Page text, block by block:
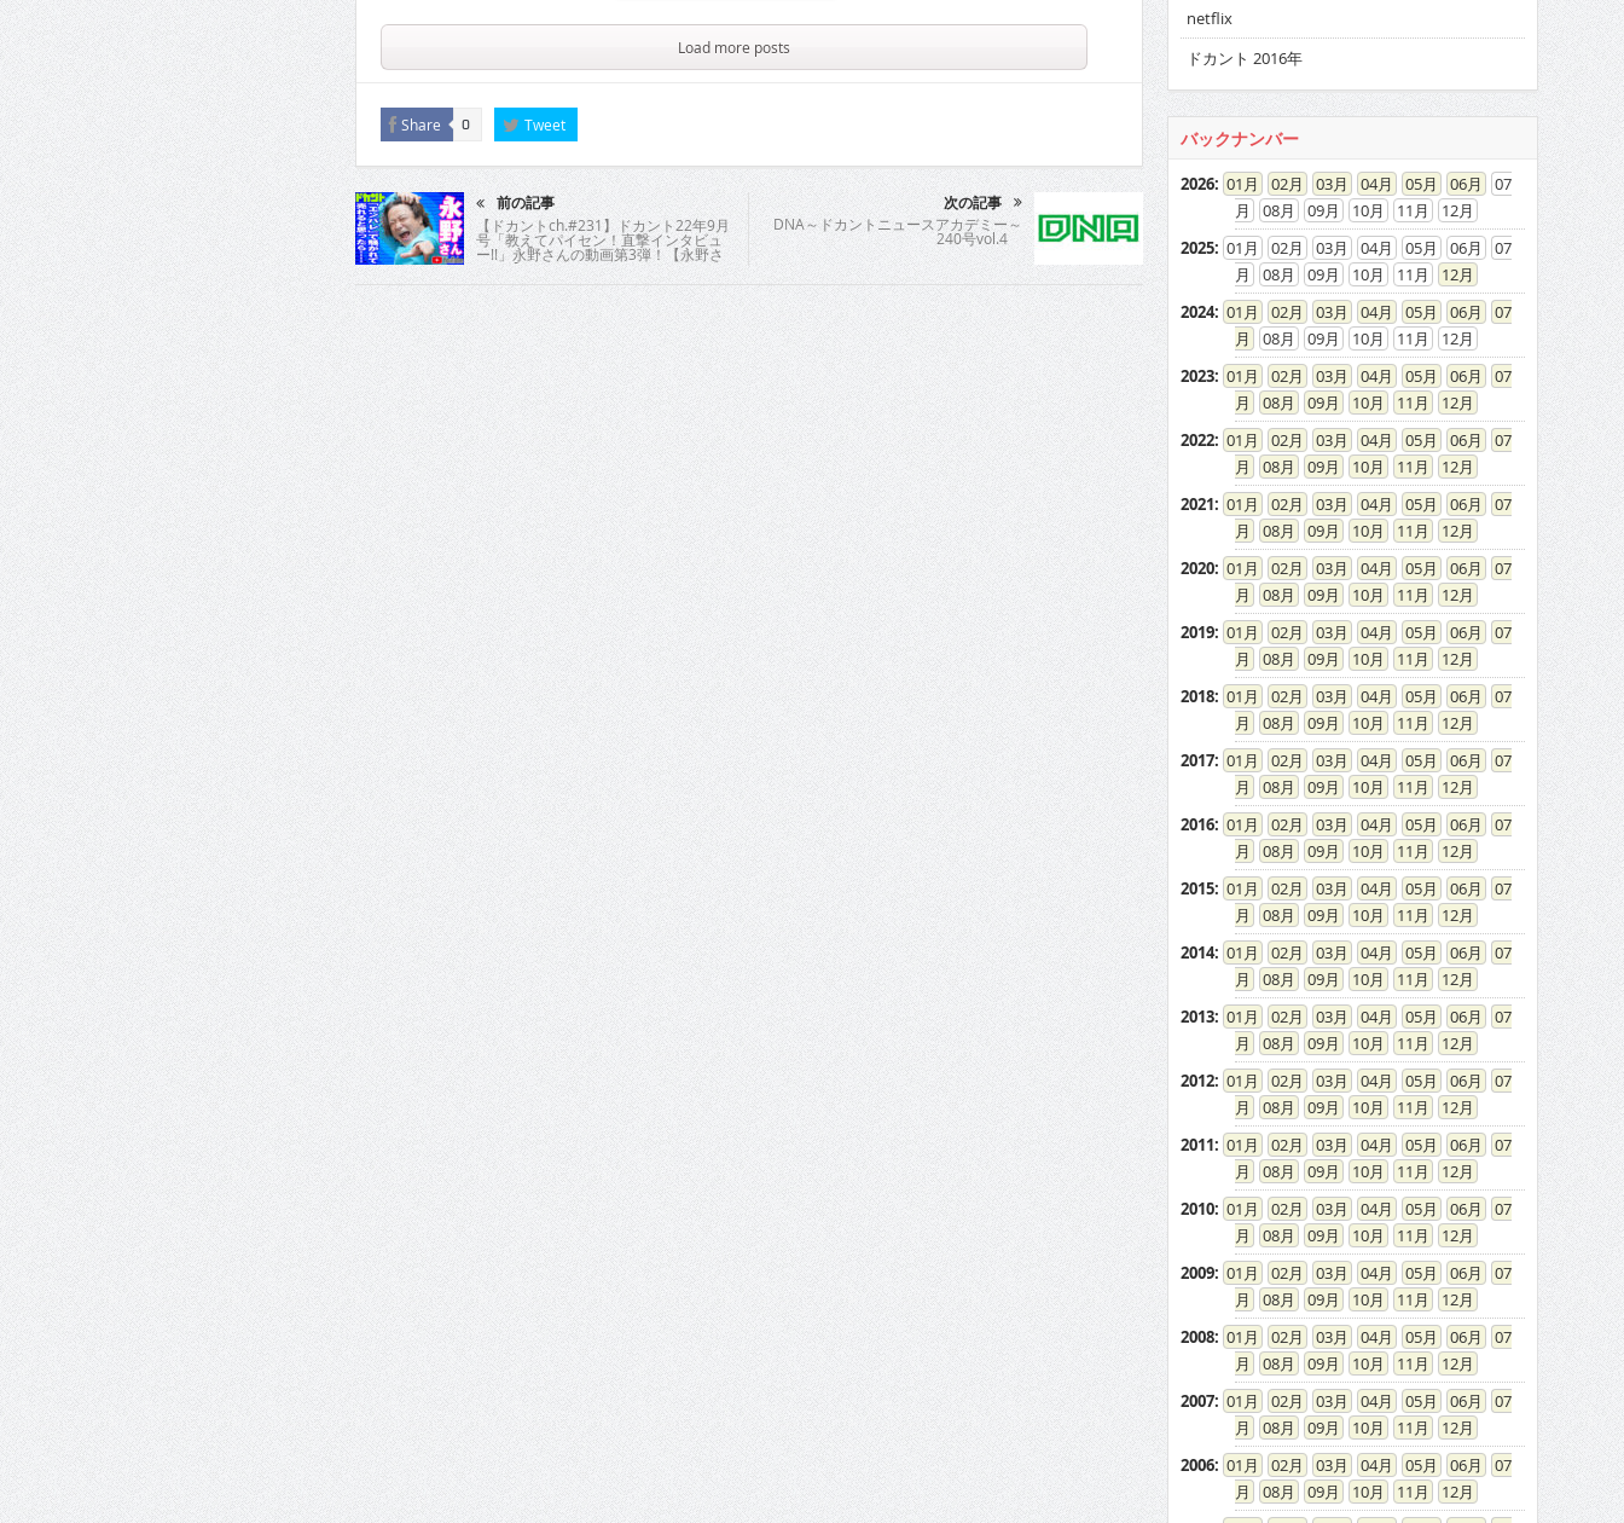
Load more posts
Share 0 Tweet
前の記事
【ドカントch.#231】ドカント22年9月
号「教えてパイセン！直撃インタビュ
ー!!」永野さんの動画第3弾！【永野さ
ん3/5】
次の記事
DNA～ドカントニュースアカデミー～
240号vol.4
netflix
ドカント 2016年
バックナンバー
2026: 01 02 03 04 05 06
07
08
09 10 11
12
2025: 01 02 03 04 05 06
07
08
09 10 11
12
2024: 01 02 03 04 05 06
07
08
09 10 11
12
2023: 01 02 03 04 05 06
07
08
09 10 11
12
2022: 01 02 03 04 05 06
07
08
09 10 11
12
2021: 01 02 03 04 05 06
07
08
09 10 11
12
2020: 01 02 03 04 05 06
07
08
09 10 11
12
2019: 01 02 03 04 05 06
07
08
09 10 11
12
2018: 01 02 03 04 05 06
07
08
09 10 11
12
2017: 01 02 03 04 05 06
07
08
09 10 11
12
2016: 01 02 03 04 05 06
07
08
09 10 11
12
2015: 01 02 03 04 05 06
07
08
09 10 11
12
2014: 01 02 03 04 05 06
07
08
09 10 11
12
2013: 01 02 03 04 05 06
07
08
09 10 11
12
2012: 01 02 03 04 05 06
07
08
09 10 11
12
2011: 01 02 03 04 05 06
07
08
09 10 11
12
2010: 01 02 03 04 05 06
07
08
09 10 11
12
2009: 01 02 03 04 05 06
07
08
09 10 11
12
2008: 01 02 03 04 05 06
07
08
09 10 11
12
2007: 01 02 03 04 05 06
07
08
09 10 11
12
2006: 01 02 03 04 05 06
07
08
09 10 11
12